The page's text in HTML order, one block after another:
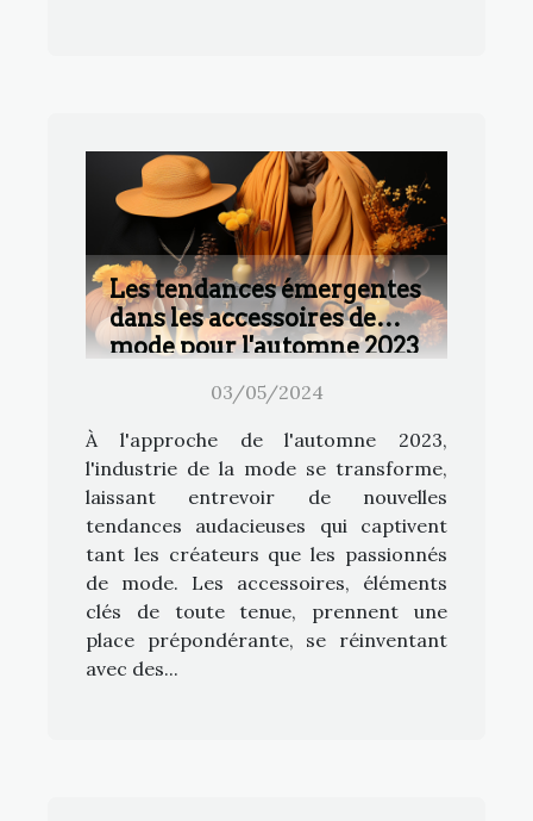
Les tendances émergentes
dans les accessoires de
mode pour l'automne 2023
03/05/2024
À l'approche de l'automne 2023,
l'industrie de la mode se transforme,
laissant entrevoir de nouvelles
tendances audacieuses qui captivent
tant les créateurs que les passionnés
de mode. Les accessoires, éléments
clés de toute tenue, prennent une
place prépondérante, se réinventant
avec des...